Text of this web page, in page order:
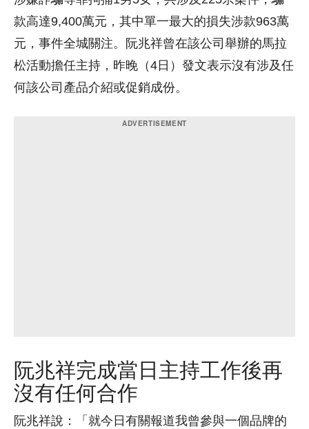
款高達9,400萬元，其中單一最大的損失涉款963萬
元，事件全城關注。阮兆祥曾在該公司舉辦的馬拉
松活動擔任主持，昨晚（4日）發文表示沒有涉及任
何該公司產品介紹或促銷成份。
阮兆祥完成當日主持工作後再
沒有任何合作
阮兆祥說：「就今日有關報道我曾參與一個品牌的